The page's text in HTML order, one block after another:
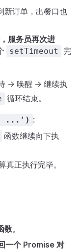
新订单，出餐口也
服务员再次进
setTimeout
完
-> 唤醒 -> 继续执
循环结束。
...') :
函数继续向下执
真正执行完毕。
数。
一个 Promise 对